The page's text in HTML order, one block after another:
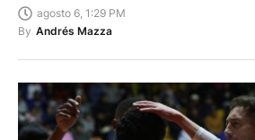
agosto 6, 1:29 PM
By Andrés Mazza